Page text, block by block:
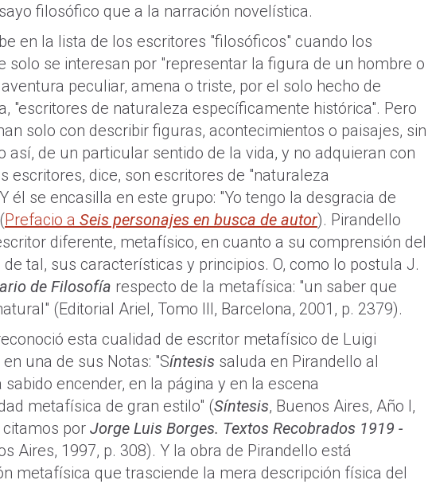
filosófico que a la narración novelística.
en la lista de los escritores "filosóficos" cuando los
solo se interesan por "representar la figura de un hombre o
peculiar, amena o triste, por el solo hecho de
"escritores de naturaleza específicamente histórica". Pero
solo con describir figuras, acontecimientos o paisajes, sin
así, de un particular sentido de la vida, y no adquieran con
escritores, dice, son escritores de "naturaleza
él se encasilla en este grupo: "Yo tengo la desgracia de
Prefacio a Seis personajes en busca de autor). Pirandello
diferente, metafísico, en cuanto a su comprensión del
tal, sus características y principios. O, como lo postula J.
de Filosofía respecto de la metafísica: "un saber que
(Editorial Ariel, Tomo III, Barcelona, 2001, p. 2379).
esta cualidad de escritor metafísico de Luigi
una de sus Notas: "Síntesis saluda en Pirandello al
encender, en la página y en la escena
metafísica de gran estilo" (Síntesis, Buenos Aires, Año I,
citamos por Jorge Luis Borges. Textos Recobrados 1919 -
Aires, 1997, p. 308). Y la obra de Pirandello está
metafísica que trasciende la mera descripción física del